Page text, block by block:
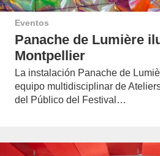
Eventos
Panache de Lumière
Montpellier
La instalación Panache de
equipo multidisciplinar de
del Público del Festival…